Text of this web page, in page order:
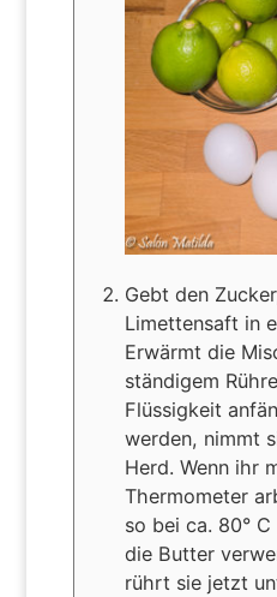
Gebt den
Limettensaft in
Erwärmt die
ständigem
Flüssigkeit
werden, nimmt
Herd. Wenn ihr
Thermometer
so bei ca. 80°
die Butter
rührt sie jetzt